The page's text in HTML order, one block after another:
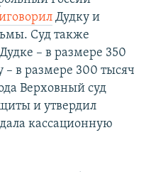
Дудку и
Суд также
– в размере 350
– в размере 300 тысяч
Верховный суд
и утвердил
кассационную